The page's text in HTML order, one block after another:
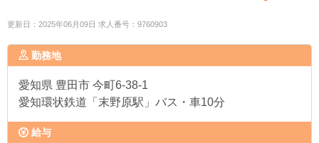
更新日：2025年06月09日 求人番号：9760903
勤務地
愛知県 豊田市 今町6-38-1
愛知環状鉄道「末野原駅」バス・車10分
給与